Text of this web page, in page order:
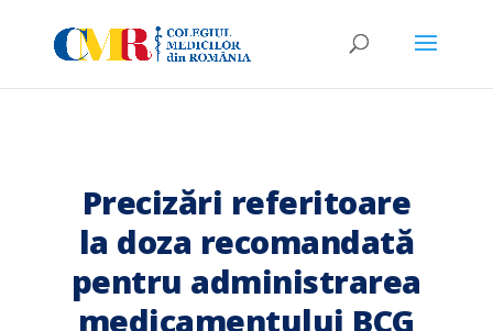
Precizări referitoare
la doza recomandată
pentru administrarea
medicamentului BCG